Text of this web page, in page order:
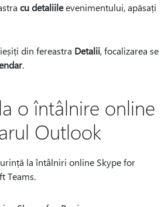
cu detaliileevenimentului, apăsați
din fereastra Detalii, focalizarea se
.
o întâlnire online
Outlook
la întâlniri online Skype for
Teams.